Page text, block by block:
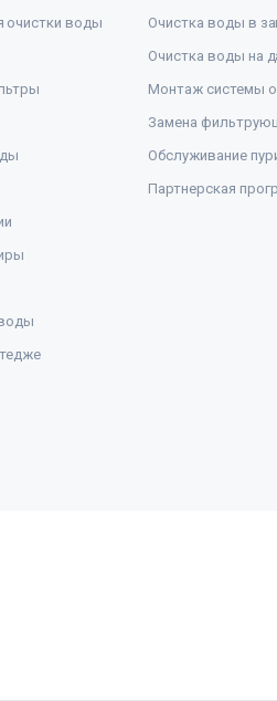
очистки воды
Очистка воды в
Очистка воды на
Монтаж системы
Замена
Обслуживание
Партнерская